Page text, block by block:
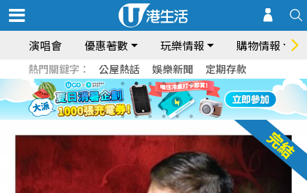
演唱會 優惠著數 玩樂情報 購物情報
熱門關鍵字： 公屋熱話 娛樂新聞 定期存款